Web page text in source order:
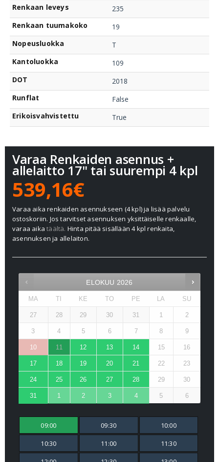
Renkaan leveys
235
Renkaan tuumakoko
19
Nopeusluokka
T
Kantoluokka
109
DOT
2018
Runflat
False
Erikoisvahvistettu
True
Varaa Renkaiden asennus +
allelaitto 17" tai suurempi 4 kpl
539,16€
Varaa aika renkaiden asennukseen (4 kpl) ja lisää palvelu
ostoskoriin. Jos tarvitset asennuksen yksittäiselle renkaalle,
varaa aikatäältä. Hinta pitää sisällään 4 kpl renkaita,
asennuksen ja allelaiton.
ELOKUU 2026
MA TI KE TO PE LA SU
27 28 29 30 31 1 2
3 4 5 6 7 8 9
10 11 12 13 14 15 16
17 18 19 20 21 22 23
24 25 26 27 28 29 30
31 1 2 3 4 5 6
09:00 09:30 10:00
10:30 11:00 11:30